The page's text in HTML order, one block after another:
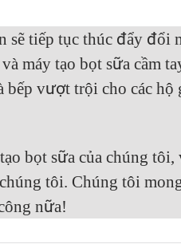
sẽ tiếp tục thúc đẩy đổi
máy tạo bọt sữa cầm
bếp vượt trội cho các hộ
bọt sữa của chúng
tôi. Chúng tôi
nữa!